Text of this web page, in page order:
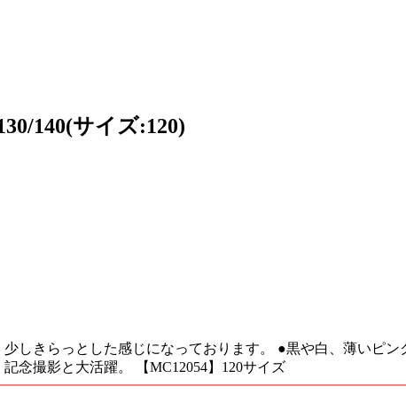
140(サイズ:120)
しきらっとした感じになっております。 ●黒や白、薄いピン
念撮影と大活躍。 【MC12054】120サイズ